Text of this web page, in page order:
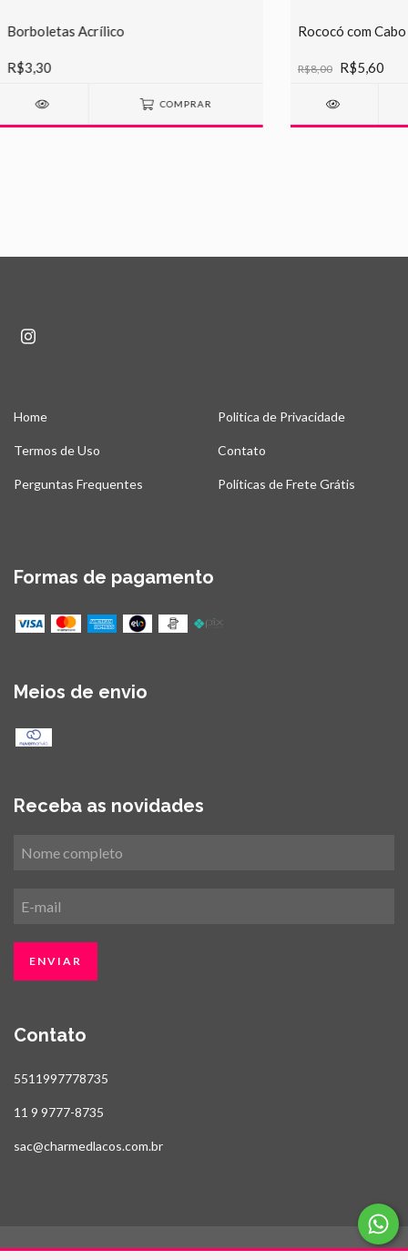
Borboletas Acrílico
R$3,30
COMPRAR
Rococó com
R$8,00 R$5,60
Home Politica de Privacidade
Termos de Uso Contato
Perguntas Frequentes Políticas de Frete Grátis
Formas de pagamento
Meios de envio
Receba as novidades
Contato
5511997778735
11 9 9777-8735
sac@charmedlacos.com.br